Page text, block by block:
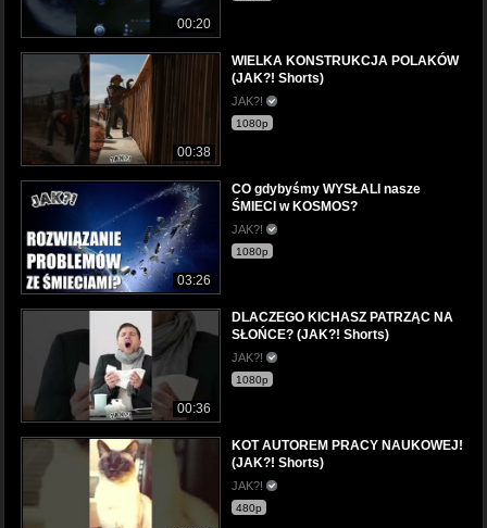
00:20
00:38
WIELKA KONSTRUKCJA POLAKÓW
(JAK?! Shorts)
JAK?!
1080p
03:26
CO gdybyśmy WYSŁALI nasze
ŚMIECI w KOSMOS?
JAK?!
1080p
00:36
DLACZEGO KICHASZ PATRZĄC NA
SŁOŃCE? (JAK?! Shorts)
JAK?!
1080p
KOT AUTOREM PRACY NAUKOWEJ!
(JAK?! Shorts)
JAK?!
480p